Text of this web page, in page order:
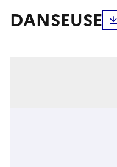
DANSEUSE